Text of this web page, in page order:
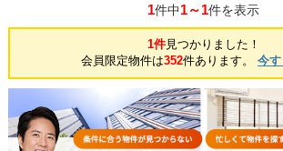
1件中1～1件を表示
1件見つかりました！
会員限定物件は352件あります。 今